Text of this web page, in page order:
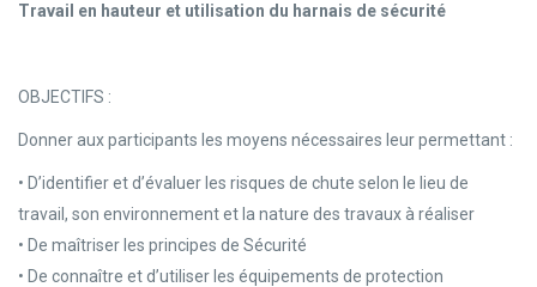
Travail en hauteur et utilisation du harnais de sécurité
OBJECTIFS :
Donner aux participants les moyens nécessaires leur permettant :
• D’identifier et d’évaluer les risques de chute selon le lieu de
travail, son environnement et la nature des travaux à réaliser
• De maîtriser les principes de Sécurité
• De connaître et d’utiliser les équipements de protection